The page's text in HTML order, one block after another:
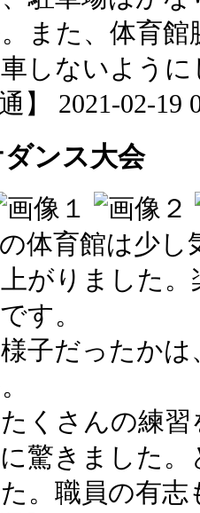
また、体育
しないよう
】 2021-02-19
ンス大会
体育館は少し
がりました
す。
子だったかは
くさんの練習
驚きました
。職員の有